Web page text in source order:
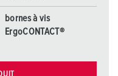
bornes à vis
ErgoCONTACT®